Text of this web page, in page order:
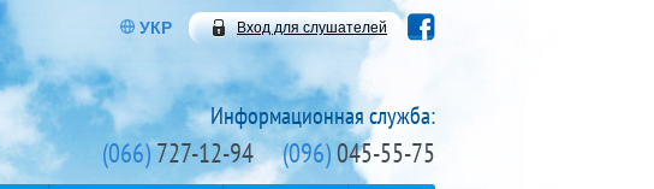
УКР Вход для слушателей
Информационная служба:
(066)727-12-94 (096)045-55-75